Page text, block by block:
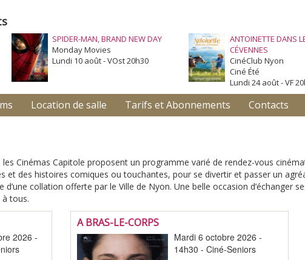
SPIDER-MAN, BRAND NEW DAY
Monday Movies
Lundi 10 août - VOst 20h30
ANTOINETTE DANS
CÉVENNES
CinéClub Nyon
Ciné Été
Lundi 24 août - VF
Location de salle Tarifs et Abonnements Contacts
Cinémas Capitole proposent un programme varié de rendez-vous
et des histoires comiques ou touchantes, pour se divertir et passer un
d’une collation offerte par le Ville de Nyon. Une belle occasion d’échanger
tous.
2026 -
A BRAS-LE-CORPS
Mardi 6 octobre 2026 -
14h30 - Ciné-Seniors